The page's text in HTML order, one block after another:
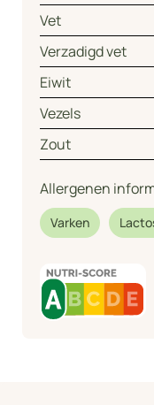
Vet
Verzadigd vet
Eiwit
Vezels
Zout
Allergenen
Varken